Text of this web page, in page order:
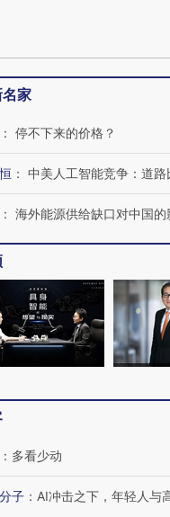
体内含3种
度Z世代 用街头抗
四届链博
家
： 停不下来的价格？
： 中美人工智能竞争：道
： 海外能源供给缺口对中国的
： 多看少动
子 ： AI冲击之下，年轻人与